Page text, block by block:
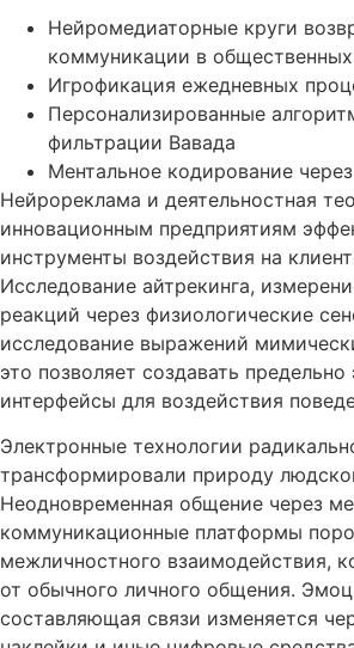
Нейромедиаторные круги
коммуникации в
Игрофикация ежедневных
Персонализированные
фильтрации Вавада
Ментальное кодирование
Нейрореклама и деятельностная
инновационным предприятиям
инструменты воздействия на
Исследование айтрекинга,
реакций через физиологические
исследование выражений
это позволяет создавать
интерфейсы для воздействия
Электронные технологии
трансформировали природу
Неодновременная общение через
коммуникационные платформы
межличностного взаимодействия,
от обычного личного общения.
составляющая связи изменяется